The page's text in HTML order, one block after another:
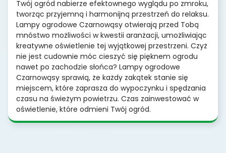
Twój ogród nabierze efektownego wyglądu po zmroku,
tworząc przyjemną i harmonijną przestrzeń do relaksu.
Lampy ogrodowe Czarnowąsy otwierają przed Tobą
mnóstwo możliwości w kwestii aranżacji, umożliwiając
kreatywne oświetlenie tej wyjątkowej przestrzeni. Czyż
nie jest cudownie móc cieszyć się pięknem ogrodu
nawet po zachodzie słońca? Lampy ogrodowe
Czarnowąsy sprawią, że każdy zakątek stanie się
miejscem, które zaprasza do wypoczynku i spędzania
czasu na świeżym powietrzu. Czas zainwestować w
oświetlenie, które odmieni Twój ogród.